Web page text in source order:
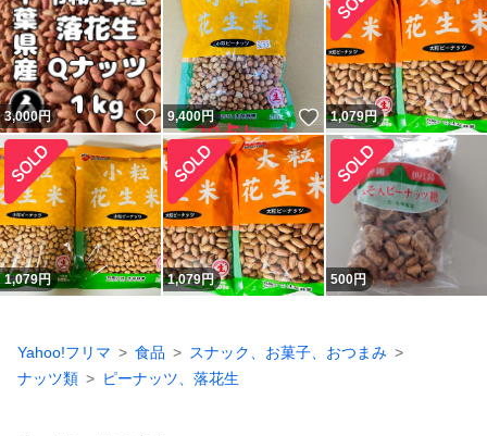
3,000円 いいね！
9,400円 いいね！
1,079円
1,079円 1,079円 500円
Yahoo!フリマ 食品
スナック、お菓子、おつまみ
ナッツ類
ピーナッツ、落花生